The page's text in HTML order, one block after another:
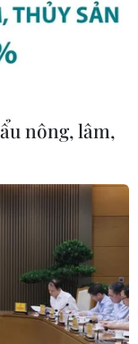
nông, lâm,